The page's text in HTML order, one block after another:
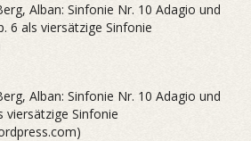
Alban: Sinfonie Nr. 10 Adagio und
6 als viersätzige Sinfonie
Alban: Sinfonie Nr. 10 Adagio und
viersätzige Sinfonie